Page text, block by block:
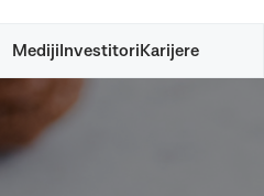
Mediji Investitori Karijere